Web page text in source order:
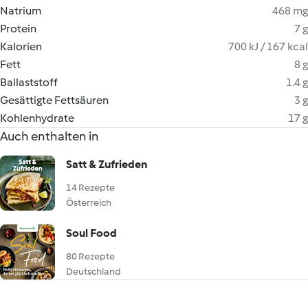
Natrium
468 mg
Protein
7 g
Kalorien
700 kJ / 167 kcal
Fett
8 g
Ballaststoff
1.4 g
Gesättigte Fettsäuren
3 g
Kohlenhydrate
17 g
Auch enthalten in
Satt & Zufrieden
14 Rezepte
Österreich
Soul Food
80 Rezepte
Deutschland